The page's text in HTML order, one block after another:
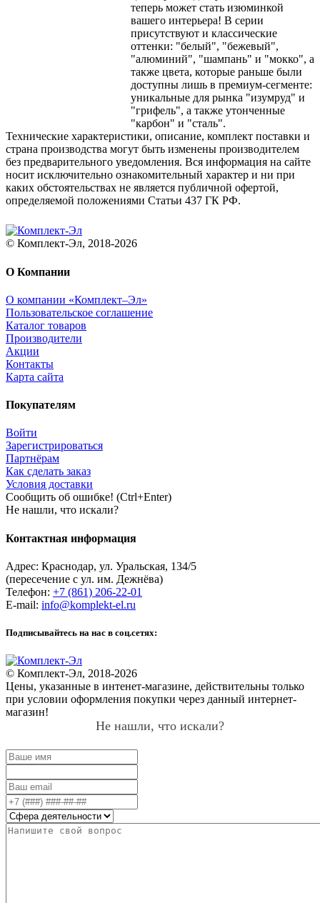
теперь может стать изюминкой
вашего интерьера! В серии
присутствуют и классические
оттенки: "белый", "бежевый",
"алюминий", "шампань" и "мокко", а
также цвета, которые раньше были
доступны лишь в премиум-сегменте:
уникальные для рынка "изумруд" и
"грифель", а также утонченные
"карбон" и "сталь".
Технические характеристики, описание, комплект поставки и
страна производства могут быть изменены производителем
без предварительного уведомления. Вся информация на сайте
носит исключительно ознакомительный характер и ни при
каких обстоятельствах не является публичной офертой,
определяемой положениями Статьи 437 ГК РФ.
© Комплект-Эл, 2018-2026
О Компании
О компании «Комплект–Эл»
Пользовательское соглашение
Каталог товаров
Производители
Акции
Контакты
Карта сайта
Покупателям
Войти
Зарегистрироваться
Партнёрам
Как сделать заказ
Условия доставки
Сообщить об ошибке! (Ctrl+Enter)
Не нашли, что искали?
Контактная информация
Адрес: Краснодар, ул. Уральская, 134/5
(пересечение с ул. им. Дежнёва)
Телефон: +7 (861) 206-22-01
E-mail: info@komplekt-el.ru
Подписывайтесь на нас в соц.сетях:
© Комплект-Эл, 2018-2026
Цены, указанные в интенет-магазине, действительны только
при условии оформления покупки через данный интернет-
магазин!
Не нашли, что искали?